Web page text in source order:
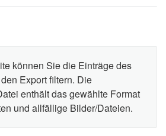
können Sie die Einträge des
Export filtern. Die
enthält das gewählte Format
und allfällige Bilder/Dateien.